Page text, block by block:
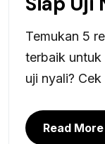
Temukan 5
terbaik untuk
uji nyali?
Read More